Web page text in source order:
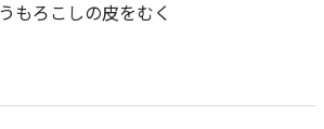
もろこしの皮をむく